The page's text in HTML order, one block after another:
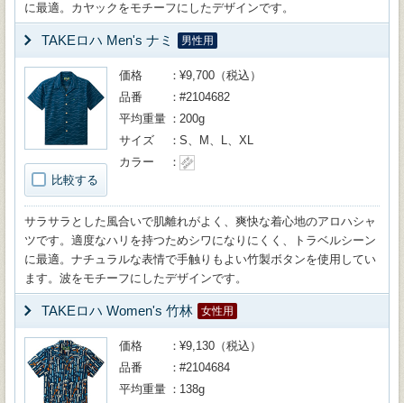
に最適。カヤックをモチーフにしたデザインです。
TAKEロハ Men's ナミ 男性用
比較する
価格
¥9,700（税込）
品番
#2104682
平均重量
200g
サイズ
S、M、L、XL
カラー
サラサラとした風合いで肌離れがよく、爽快な着心地のアロハシャ
ツです。適度なハリを持つためシワになりにくく、トラベルシーン
に最適。ナチュラルな表情で手触りもよい竹製ボタンを使用してい
ます。波をモチーフにしたデザインです。
TAKEロハ Women's 竹林 女性用
価格
¥9,130（税込）
品番
#2104684
平均重量
138g